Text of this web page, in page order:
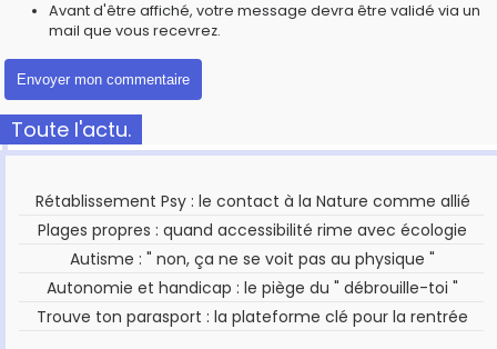
Avant d'être affiché, votre message devra être validé via un
mail que vous recevrez.
Toute l'actu.
Rétablissement Psy : le contact à la Nature comme allié
Plages propres : quand accessibilité rime avec écologie
Autisme : " non, ça ne se voit pas au physique "
Autonomie et handicap : le piège du " débrouille-toi "
Trouve ton parasport : la plateforme clé pour la rentrée